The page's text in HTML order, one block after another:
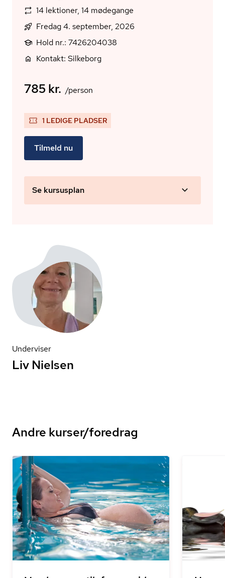
14 lektioner, 14 mødegange
Fredag 4. september, 2026
Hold nr.: 7426204038
Kontakt: Silkeborg
785 kr. /person
1 LEDIGE PLADSER
Tilmeld nu
Se kursusplan
Underviser
Liv Nielsen
Andre kurser/foredrag